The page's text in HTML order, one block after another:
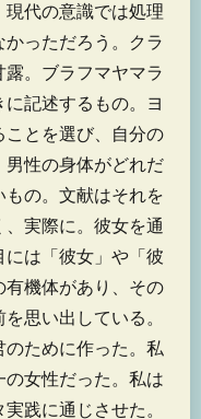
代の意識では処理
っただろう。クラ
。ブラフマヤマラ
記述するもの。ヨ
とを選び、自分の
性の身体がどれだ
の。文献はそれを
実際に。彼女を通
には「彼女」や「彼
有機体があり、その
思い出している。
ために作った。私
女性だった。私は
践に通じさせた。